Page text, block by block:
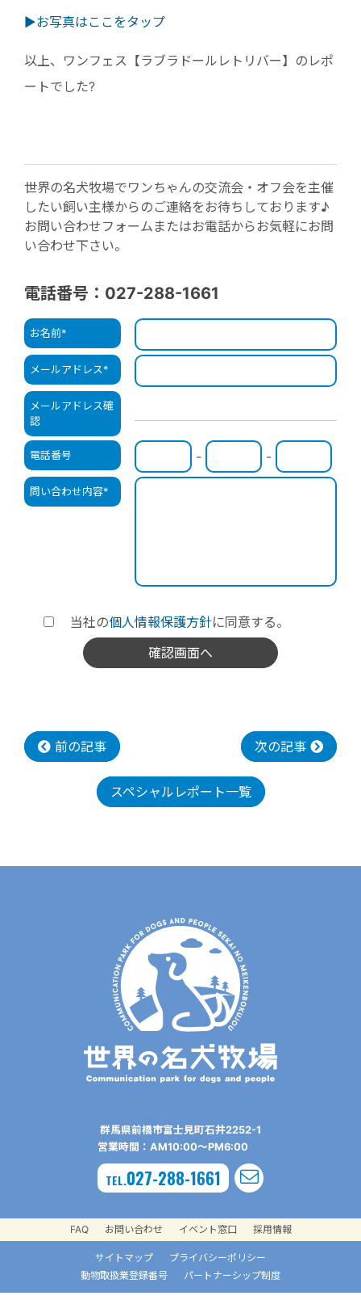
▶︎お写真はここをタップ
以上、ワンフェス【ラブラドールレトリバー】のレポ
ートでした?
世界の名犬牧場でワンちゃんの交流会・オフ会を主催
したい飼い主様からのご連絡をお待ちしております♪
お問い合わせフォームまたはお電話からお気軽にお問
い合わせ下さい。
電話番号：027-288-1661
お名前*
メールアドレス*
メールアドレス確
認
電話番号 - -
問い合わせ内容*
当社の個人情報保護方針に同意する。
前の記事 次の記事
スペシャルレポート一覧
群⾺県前橋市富⼠⾒町⽯井2252-1
営業時間：AM10:00〜PM6:00
TEL.027-288-1661
FAQ お問い合わせ イベント窓口 採用情報
サイトマップ
プライバシーポリシー
動物取扱業登録番号
パートナーシップ制度